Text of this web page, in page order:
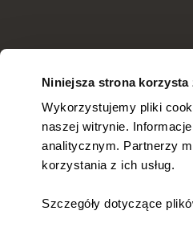
Niniejsza strona
Wykorzystujemy pliki
naszej witrynie.
analitycznym. Partnerzy
korzystania z ich usług.
Szczegóły dotyczące
5904078198759